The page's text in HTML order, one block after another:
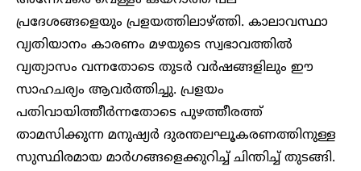
പ്രദേശങ്ങളെയും പ്രളയത്തിലാഴ്ത്തി. കാലാവസ്ഥാ
വ്യതിയാനം കാരണം മഴയുടെ സ്വഭാവത്തിൽ
വ്യത്യാസം വന്നതോടെ തുടർ വർഷങ്ങളിലും ഈ
സാഹചര്യം ആവർത്തിച്ചു. പ്രളയം
പതിവായിത്തീർന്നതോടെ പുഴത്തീരത്ത്
താമസിക്കുന്ന മനുഷ്യർ ദുരന്തലഘൂകരണത്തിനുള്ള
സുസ്ഥിരമായ മാർഗങ്ങളെക്കുറിച്ച് ചിന്തിച്ച് തുടങ്ങി.